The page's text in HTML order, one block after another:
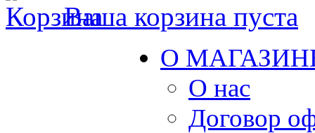
Ваша корзина пуста
О
О нас
Договор